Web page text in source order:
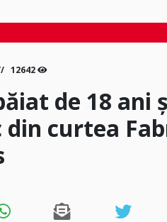
12642
de 18
curtea